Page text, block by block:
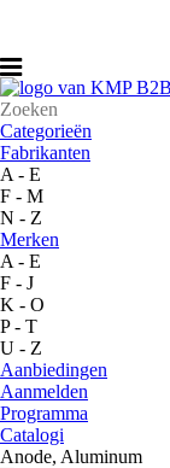
Toggle navigation
Categorieën
Fabrikanten
A - E
F - M
N - Z
Merken
A - E
F - J
K - O
P - T
U - Z
Aanbiedingen
Aanmelden
Programma
Catalogi
Anode, Aluminum